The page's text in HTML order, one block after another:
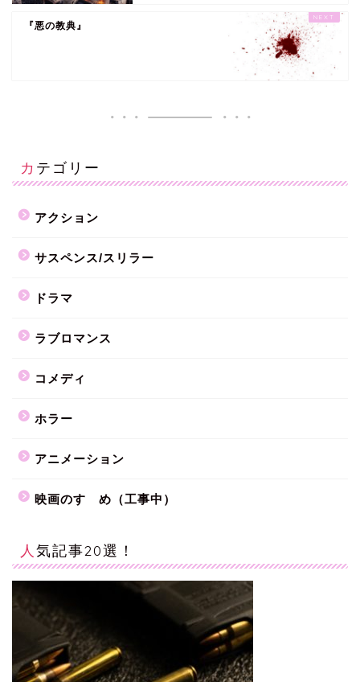
『悪の教典』
カテゴリー
アクション
サスペンス/スリラー
ドラマ
ラブロマンス
コメディ
ホラー
アニメーション
映画のすゝめ（工事中）
人気記事20選！